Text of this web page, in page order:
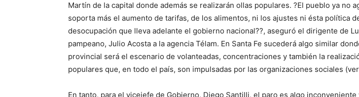
Martín de la capital donde además se realizarán ollas populares. ?El pueblo ya no
soporta más el aumento de tarifas, de los alimentos, ni los ajustes ni ésta política
desocupación que lleva adelante el gobierno nacional??, aseguró el dirigente de
pampeano, Julio Acosta a la agencia Télam. En Santa Fe sucederá algo similar
provincial será el escenario de volanteadas, concentraciones y también la
populares que, en todo el país, son impulsadas por las organizaciones sociales
En tanto, para el vicejefe de Gobierno, Diego Santilli, el paro es algo inconveniente